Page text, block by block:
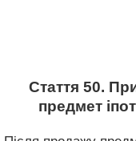
Стаття 50.
предмет